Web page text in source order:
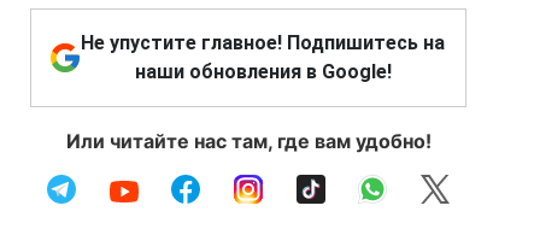
Не упустите главное! Подпишитесь на
наши обновления в Google!
Или читайте нас там, где вам удобно!